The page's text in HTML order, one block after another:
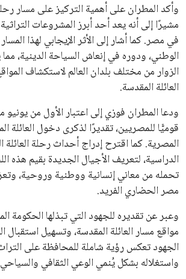
وأكد المطران على أهمية التركيز على مسار
مشيرًا إلى أنه يعد أحد أبرز المشروعات
في مصر. كما أشار إلى الأثر الإيجابي لهذا
الوطني، ودوره في إنعاش السياحة الدينية،
الزوار من مختلف بلدان العالم لاستكشاف
العائلة المقدسة.
ودعا المطران فوزي إلى اعتبار الأول من
قوميًّا للمصريين، تقديرًا لذكرى دخول العائلة
المصرية. كما اقترح إدراج أحداث رحلة
الدراسية، لتعريف الأجيال الجديدة بقيم هذه
تحمله من معاني إنسانية ووطنية وروحية،
مصر الحضاري الفريد.
وعبر عن تقديره للجهود التي تبذلها الحكومة
مواقع مسار العائلة المقدسة، وتسهيل استقبال
الجهود تعكس رؤية شاملة للمحافظة على التراث
واستغلاله بشكل يُنمي الوعي الثقافي